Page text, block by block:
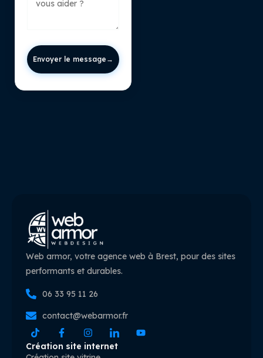
Envoyer le message →
Web armor, votre agence web à Brest, pour des sites
performants et durables.
06 33 95 11 26
contact@webarmor.fr
Création site internet